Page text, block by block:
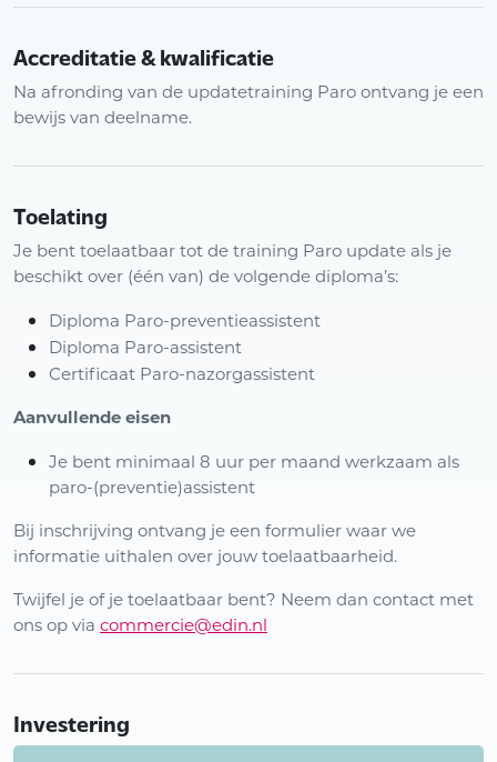
Accreditatie & kwalificatie
Na afronding van de updatetraining Paro ontvang je een
bewijs van deelname.
Toelating
Je bent toelaatbaar tot de training Paro update als je
beschikt over (één van) de volgende diploma’s:
Diploma Paro-preventieassistent
Diploma Paro-assistent
Certificaat Paro-nazorgassistent
Aanvullende eisen
Je bent minimaal 8 uur per maand werkzaam als
paro-(preventie)assistent
Bij inschrijving ontvang je een formulier waar we
informatie uithalen over jouw toelaatbaarheid.
Twijfel je of je toelaatbaar bent? Neem dan contact met
ons op via commercie@edin.nl
Investering